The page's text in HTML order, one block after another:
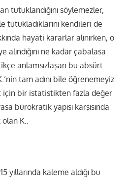
tutuklandığını söylemezler,
tutukladıklarını kendileri de
hayati kararlar alınırken, o
alındığını ne kadar çabalasa
anlamsızlaşan bu absürt
tam adını bile öğrenemeyiz
için bir istatistikten fazla değer
bürokratik yapısı karşısında
K..
yıllarında kaleme aldığı bu